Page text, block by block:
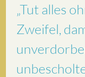
„Tut alles
Zweifel,